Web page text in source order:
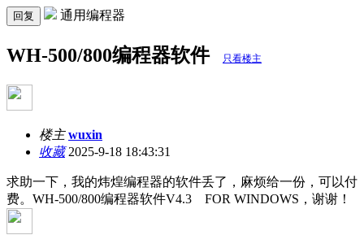
回复 通用编程器
WH-500/800编程器软件 只看楼主
楼主 wuxin
收藏2025-9-18 18:43:31
求助一下，我的炜煌编程器的软件丢了，麻烦给一份，可以付
费。WH-500/800编程器软件V4.3 FOR WINDOWS，谢谢！